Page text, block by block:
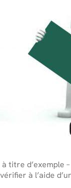
titre d’exemple
à l’aide